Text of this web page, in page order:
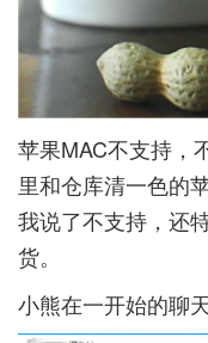
苹果MAC不支持，
里和仓库清一色的
我说了不支持，还
货。
小熊在一开始的聊